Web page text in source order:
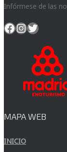
Infórmese de las
Facebook
Instagram
Twitter
MAPA WEB
INICIO